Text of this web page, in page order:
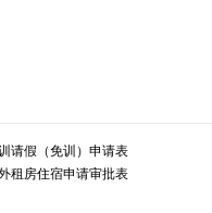
请假（免训）申请表
租房住宿申请审批表